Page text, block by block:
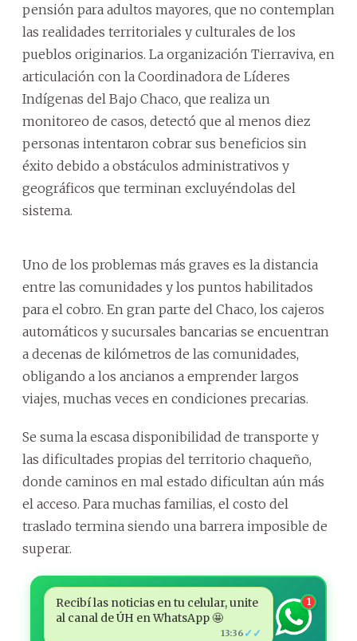
pensión para adultos mayores, que no contemplan
las realidades territoriales y culturales de los
pueblos originarios. La organización Tierraviva, en
articulación con la Coordinadora de Líderes
Indígenas del Bajo Chaco, que realiza un
monitoreo de casos, detectó que al menos diez
personas intentaron cobrar sus beneficios sin
éxito debido a obstáculos administrativos y
geográficos que terminan excluyéndolas del
sistema.
Uno de los problemas más graves es la distancia
entre las comunidades y los puntos habilitados
para el cobro. En gran parte del Chaco, los cajeros
automáticos y sucursales bancarias se encuentran
a decenas de kilómetros de las comunidades,
obligando a los ancianos a emprender largos
viajes, muchas veces en condiciones precarias.
Se suma la escasa disponibilidad de transporte y
las dificultades propias del territorio chaqueño,
donde caminos en mal estado dificultan aún más
el acceso. Para muchas familias, el costo del
traslado termina siendo una barrera imposible de
superar.
Recibí las noticias en tu celular, unite
al canal de ÚH en WhatsApp 🤩
13:36 ✓✓
1